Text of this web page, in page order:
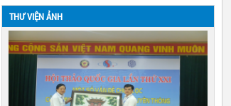
THƯ VIỆN ẢNH